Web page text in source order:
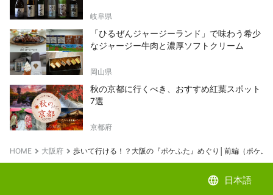
岐阜県
「ひるぜんジャージーランド」で味わう希少
なジャージー牛肉と濃厚ソフトクリーム
岡山県
秋の京都に行くべき、おすすめ紅葉スポット
7選
京都府
HOME 大阪府 歩いて行ける！？大阪の『ポケふた』めぐり│前編（ポケふ
language 日本語